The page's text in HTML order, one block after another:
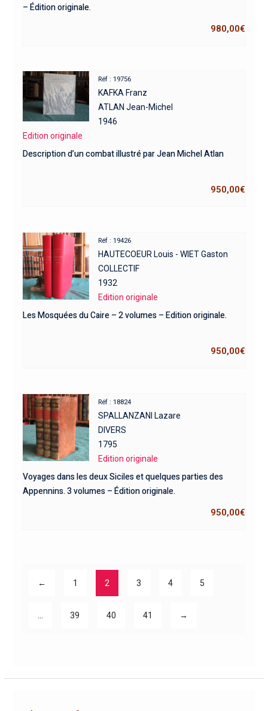
– Édition originale.
980,00€
Réf : 19756
KAFKA Franz
ATLAN Jean-Michel
1946
Edition originale
Description d’un combat illustré par Jean Michel Atlan
950,00€
Réf : 19426
HAUTECOEUR Louis - WIET Gaston
COLLECTIF
1932
Edition originale
Les Mosquées du Caire – 2 volumes – Edition originale.
950,00€
Réf : 18824
SPALLANZANI Lazare
DIVERS
1795
Edition originale
Voyages dans les deux Siciles et quelques parties des
Appennins. 3 volumes – Édition originale.
950,00€
← 1 2 3 4 5
39 40 41 →